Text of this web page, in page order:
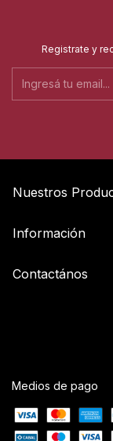
Registrate y
Nuestros
Información
Contactános
Medios de pago